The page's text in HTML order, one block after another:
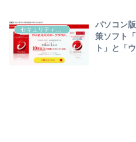
パソコン
策ソフト
ト」と「